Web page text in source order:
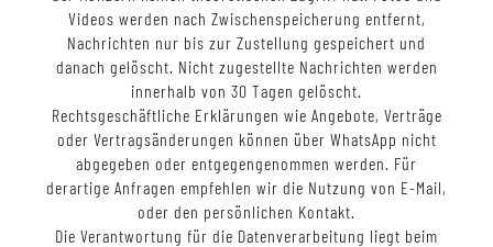
Videos werden nach Zwischenspeicherung entfernt,
Nachrichten nur bis zur Zustellung gespeichert und
danach gelöscht. Nicht zugestellte Nachrichten werden
innerhalb von 30 Tagen gelöscht.
Rechtsgeschäftliche Erklärungen wie Angebote, Verträge
oder Vertragsänderungen können über WhatsApp nicht
abgegeben oder entgegengenommen werden. Für
derartige Anfragen empfehlen wir die Nutzung von E-Mail,
oder den persönlichen Kontakt.
Die Verantwortung für die Datenverarbeitung liegt beim